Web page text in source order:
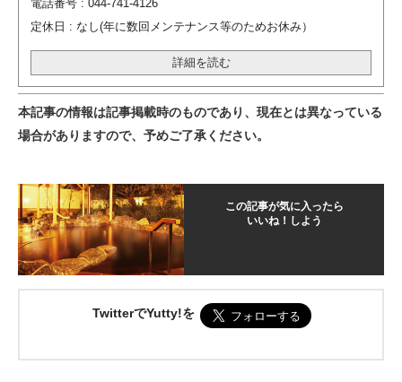
電話番号 : 044-741-4126
定休日 : なし(年に数回メンテナンス等のためお休み）
詳細を読む
本記事の情報は記事掲載時のものであり、現在とは異なっている
場合がありますので、予めご了承ください。
この記事が気に入ったら
いいね！しよう
TwitterでYutty!を